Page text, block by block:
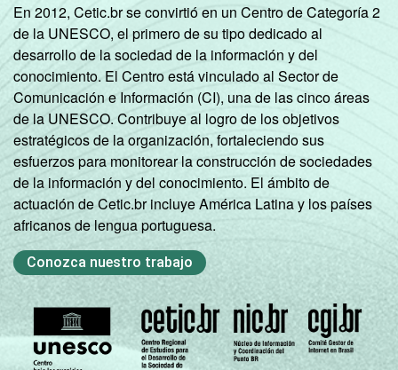
En 2012, Cetic.br se convirtió en un Centro de Categoría 2
de la UNESCO, el primero de su tipo dedicado al
desarrollo de la sociedad de la información y del
conocimiento. El Centro está vinculado al Sector de
Comunicación e Información (CI), una de las cinco áreas
de la UNESCO. Contribuye al logro de los objetivos
estratégicos de la organización, fortaleciendo sus
esfuerzos para monitorear la construcción de sociedades
de la información y del conocimiento. El ámbito de
actuación de Cetic.br incluye América Latina y los países
africanos de lengua portuguesa.
Conozca nuestro trabajo